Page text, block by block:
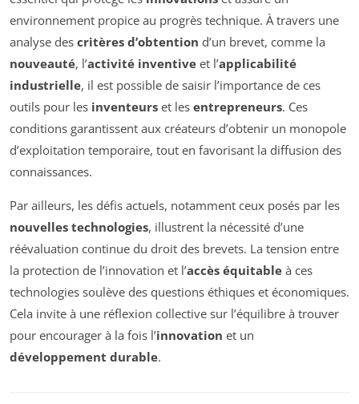
environnement propice au progrès technique. À travers une
analyse des critères d’obtention d’un brevet, comme la
nouveauté, l’activité inventive et l’applicabilité
industrielle, il est possible de saisir l’importance de ces
outils pour les inventeurs et les entrepreneurs. Ces
conditions garantissent aux créateurs d’obtenir un monopole
d’exploitation temporaire, tout en favorisant la diffusion des
connaissances.
Par ailleurs, les défis actuels, notamment ceux posés par les
nouvelles technologies, illustrent la nécessité d’une
réévaluation continue du droit des brevets. La tension entre
la protection de l’innovation et l’accès équitable à ces
technologies soulève des questions éthiques et économiques.
Cela invite à une réflexion collective sur l’équilibre à trouver
pour encourager à la fois l’innovation et un
développement durable.